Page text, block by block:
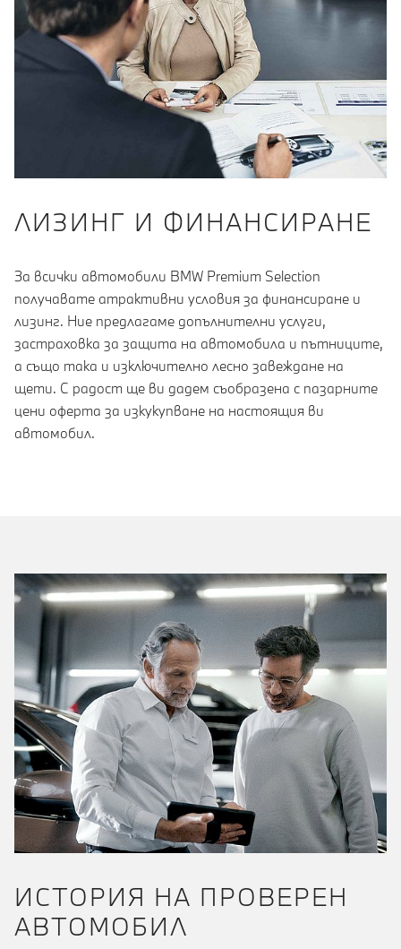
ЛИЗИНГ И ФИНАНСИРАНЕ
За всички автомобили BMW Premium Selection
получавате атрактивни условия за финансиране и
лизинг. Ние предлагаме допълнителни услуги,
застраховка за защита на автомобила и пътниците,
а също така и изключително лесно завеждане на
щети. С радост ще ви дадем съобразена с пазарните
цени оферта за изкукупване на настоящия ви
автомобил.
ИСТОРИЯ НА ПРОВЕРЕН
АВТОМОБИЛ